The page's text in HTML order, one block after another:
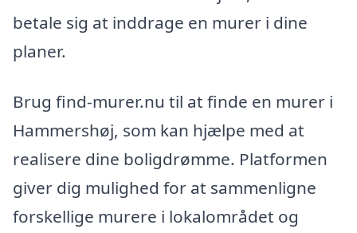
betale sig at inddrage en murer i dine
planer.
Brug find-murer.nu til at finde en murer i
Hammershøj, som kan hjælpe med at
realisere dine boligdrømme. Platformen
giver dig mulighed for at sammenligne
forskellige murere i lokalområdet og